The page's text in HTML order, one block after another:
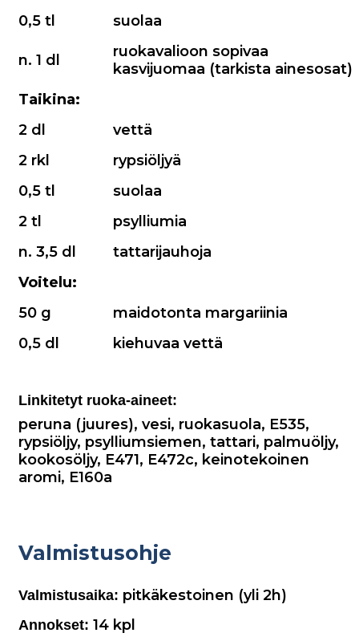
0,5 tl
suolaa
n. 1 dl
ruokavalioon sopivaa
kasvijuomaa (tarkista ainesosat)
Taikina:
2 dl
vettä
2 rkl
rypsiöljyä
0,5 tl
suolaa
2 tl
psylliumia
n. 3,5 dl
tattarijauhoja
Voitelu:
50 g
maidotonta margariinia
0,5 dl
kiehuvaa vettä
Linkitetyt ruoka-aineet:
peruna (juures), vesi, ruokasuola, E535,
rypsiöljy, psylliumsiemen, tattari, palmuöljy,
kookosöljy, E471, E472c, keinotekoinen
aromi, E160a
Valmistusohje
Valmistusaika: pitkäkestoinen (yli 2h)
Annokset: 14 kpl